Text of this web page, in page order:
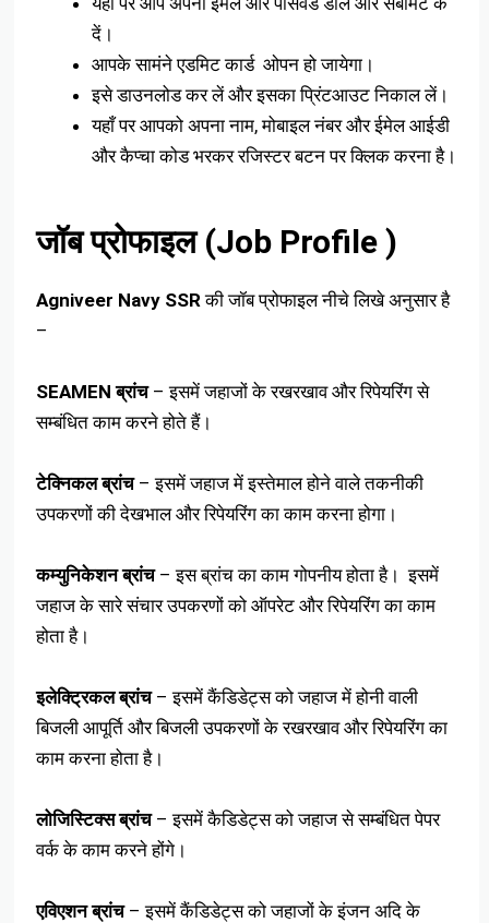
दें।
आपके सामंने एडमिट कार्ड ओपन हो जायेगा।
इसे डाउनलोड कर लें और इसका प्रिंटआउट निकाल लें।
यहाँ पर आपको अपना नाम, मोबाइल नंबर और ईमेल आईडी
और कैप्चा कोड भरकर रजिस्टर बटन पर क्लिक करना है।
जॉब प्रोफाइल (Job Profile )
Agniveer Navy SSRकी जॉब प्रोफाइल नीचे लिखे अनुसार है
–
SEAMEN ब्रांच– इसमें जहाजों के रखरखाव और रिपेयरिंग से
सम्बंधित काम करने होते हैं।
टेक्निकल ब्रांच– इसमें जहाज में इस्तेमाल होने वाले तकनीकी
उपकरणों की देखभाल और रिपेयरिंग का काम करना होगा।
कम्युनिकेशन ब्रांच– इस ब्रांच का काम गोपनीय होता है। इसमें
जहाज के सारे संचार उपकरणों को ऑपरेट और रिपेयरिंग का काम
होता है।
इलेक्ट्रिकल ब्रांच– इसमें कैंडिडेट्स को जहाज में होनी वाली
बिजली आपूर्ति और बिजली उपकरणों के रखरखाव और रिपेयरिंग का
काम करना होता है।
लोजिस्टिक्स ब्रांच– इसमें कैडिडेट्स को जहाज से सम्बंधित पेपर
वर्क के काम करने होंगे।
एविएशन ब्रांच– इसमें कैंडिडेट्स को जहाजों के इंजन अदि के